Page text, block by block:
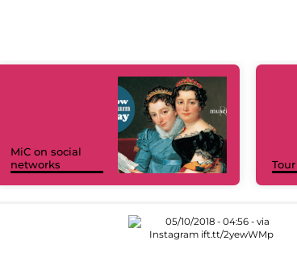
MiC on social
networks